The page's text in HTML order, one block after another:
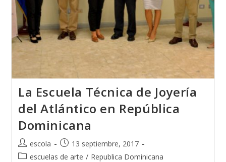
La Escuela Técnica de Joyería
del Atlántico en República
Dominicana
Autor
de
escola
Publicación
de
13 septiembre, 2017
Categoría
escuelas de arte / Republica Dominicana